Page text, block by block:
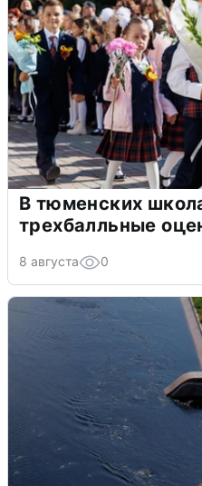
В тюменских
трехбалльные
8 августа 0